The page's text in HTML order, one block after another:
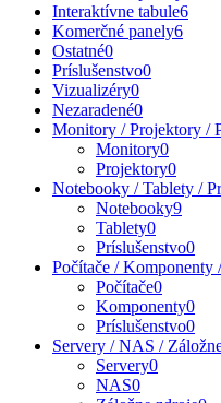
Interaktívne tabule6
Komerčné panely6
Ostatné0
Príslušenstvo0
Vizualizéry0
Nezaradené0
Monitory / Projektory /
Monitory0
Projektory0
Notebooky / Tablety /
Notebooky9
Tablety0
Príslušenstvo0
Počítače / Komponenty
Počítače0
Komponenty0
Príslušenstvo0
Servery / NAS /
Servery0
NAS0